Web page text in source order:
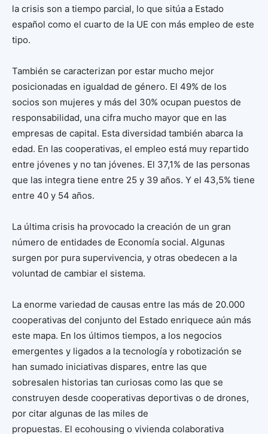
la crisis son a tiempo parcial, lo que sitúa a Estado
español como el cuarto de la UE con más empleo de este
tipo.
También se caracterizan por estar mucho mejor
posicionadas en igualdad de género. El 49% de los
socios son mujeres y más del 30% ocupan puestos de
responsabilidad, una cifra mucho mayor que en las
empresas de capital. Esta diversidad también abarca la
edad. En las cooperativas, el empleo está muy repartido
entre jóvenes y no tan jóvenes. El 37,1% de las personas
que las integra tiene entre 25 y 39 años. Y el 43,5% tiene
entre 40 y 54 años.
La última crisis ha provocado la creación de un gran
número de entidades de Economía social. Algunas
surgen por pura supervivencia, y otras obedecen a la
voluntad de cambiar el sistema.
La enorme variedad de causas entre las más de 20.000
cooperativas del conjunto del Estado enriquece aún más
este mapa. En los últimos tiempos, a los negocios
emergentes y ligados a la tecnología y robotización se
han sumado iniciativas dispares, entre las que
sobresalen historias tan curiosas como las que se
construyen desde cooperativas deportivas o de drones,
por citar algunas de las miles de
propuestas. El ecohousing o vivienda colaborativa